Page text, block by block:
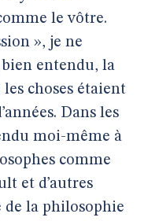
le vôtre.
», je ne
entendu, la
choses étaient
Dans les
moi-même à
comme
et d’autres
la philosophie